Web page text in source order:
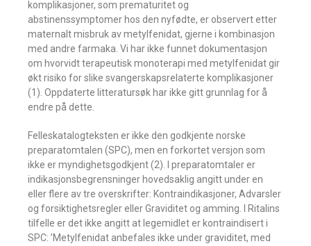
komplikasjoner, som prematuritet og
abstinenssymptomer hos den nyfødte, er observert etter
maternalt misbruk av metylfenidat, gjerne i kombinasjon
med andre farmaka. Vi har ikke funnet dokumentasjon
om hvorvidt terapeutisk monoterapi med metylfenidat gir
økt risiko for slike svangerskapsrelaterte komplikasjoner
(1). Oppdaterte litteratursøk har ikke gitt grunnlag for å
endre på dette.
Felleskatalogteksten er ikke den godkjente norske
preparatomtalen (SPC), men en forkortet versjon som
ikke er myndighetsgodkjent (2). I preparatomtaler er
indikasjonsbegrensninger hovedsaklig angitt under en
eller flere av tre overskrifter: Kontraindikasjoner, Advarsler
og forsiktighetsregler eller Graviditet og amming. I Ritalins
tilfelle er det ikke angitt at legemidlet er kontraindisert i
SPC: ’Metylfenidat anbefales ikke under graviditet, med